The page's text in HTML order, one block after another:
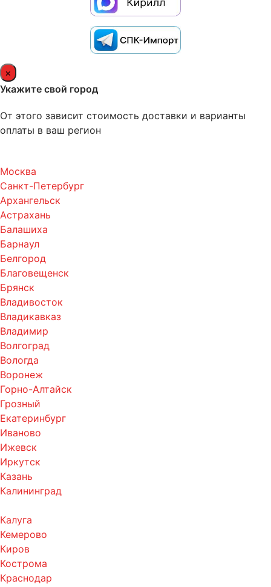
×
Укажите свой город
От этого зависит стоимость доставки и варианты
оплаты в ваш регион
Москва
Санкт-Петербург
Архангельск
Астрахань
Балашиха
Барнаул
Белгород
Благовещенск
Брянск
Владивосток
Владикавказ
Владимир
Волгоград
Вологда
Воронеж
Горно-Алтайск
Грозный
Екатеринбург
Иваново
Ижевск
Иркутск
Казань
Калининград
Калуга
Кемерово
Киров
Кострома
Краснодар